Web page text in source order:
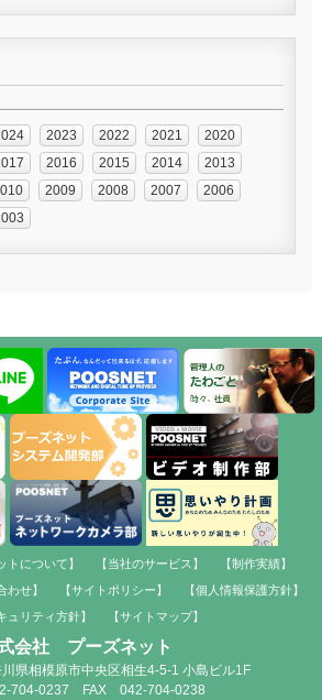
2023 2022 2021
2020
2016 2015 2014
2013
2009 2008 2007
2006
トについて】 【当社のサービス】
【制作実績】
わせ】 【サイトポリシー】
【個人情報保護方針】
ュリティ方針】
【サイトマップ】
会社 プーズネット
県相模原市中央区相生4-5-1 小島ビル1F
704-0237 FAX 042-704-0238